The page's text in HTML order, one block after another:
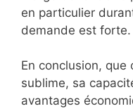
en particulier
demande est forte.
En conclusion,
sublime, sa
avantages